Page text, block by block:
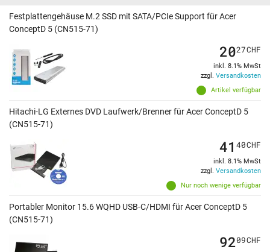
Festplattengehäuse M.2 SSD mit SATA/PCIe Support für Acer
ConceptD 5 (CN515-71)
Artikel verfügbar
2027CHF
inkl. 8.1% MwSt
zzgl. Versandkosten
Hitachi-LG Externes DVD Laufwerk/Brenner für Acer ConceptD 5
(CN515-71)
Nur noch wenige verfügbar
41 40CHF
inkl. 8.1% MwSt
zzgl. Versandkosten
Portabler Monitor 15.6 WQHD USB-C/HDMI für Acer ConceptD 5
(CN515-71)
9209CHF